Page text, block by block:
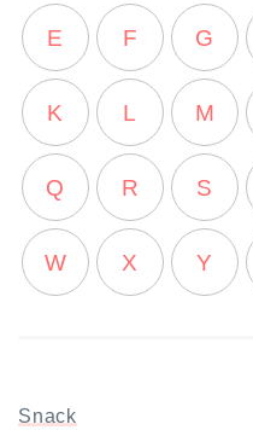
E F G
K L M
Q R S
W X Y
Snack